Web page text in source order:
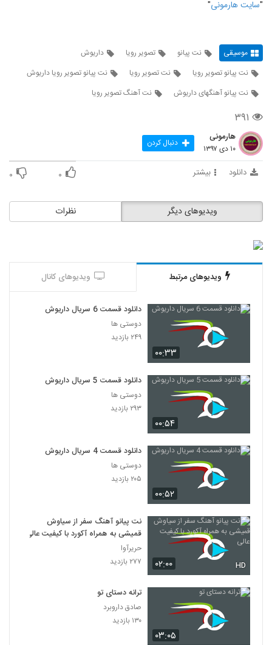
"سايت هارمونی"
موسیقی نت پیانو تصویر رویا
داریوش
نت پیانو تصویر رویا
نت تصویر رویا
نت پیانو تصویر رویا داریوش
نت پیانو آهنگهای داریوش
نت آهنگ تصویر رویا
۳۹۱
هارمونی
۱۰ دی ۱۳۹۷ دنبال کردن
دانلود بیشتر ۰ ۰
نظرات ویدیوهای دیگر
ویدیوهای مرتبط ویدیوهای کانال
۰۰:۳۳
دانلود قسمت 6 سریال داریوش
دوستی ها
۲۴۹ بازدید
۰۰:۵۴
دانلود قسمت 5 سریال داریوش
دوستی ها
۲۹۳ بازدید
۰۰:۵۲
دانلود قسمت 4 سریال داریوش
دوستی ها
۲۰۵ بازدید
۰۲:۰۰ HD
نت پیانو آهنگ سفر از سیاوش
قمیشی به همراه آکورد با کیفیت عالی
حریرآوا
۲۷۷ بازدید
۰۳:۰۵
ترانه دستای تو
صادق داروبرد
۱۳۰ بازدید